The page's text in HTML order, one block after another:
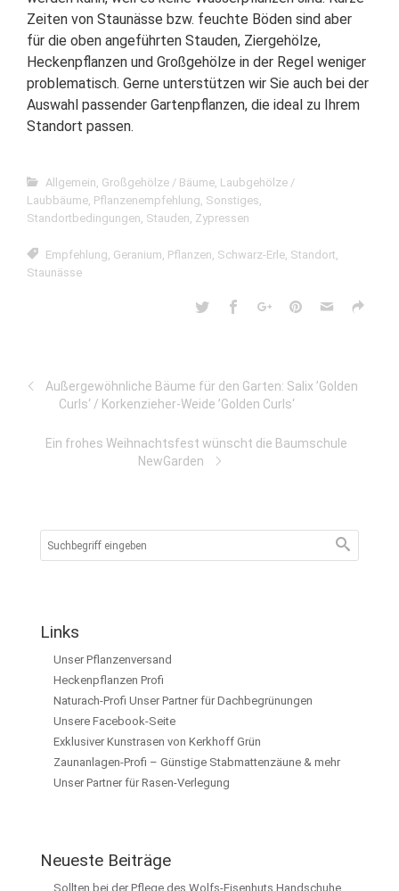
Zeiten von Staunässe bzw. feuchte Böden sind aber
für die oben angeführten Stauden, Ziergehölze,
Heckenpflanzen und Großgehölze in der Regel weniger
problematisch. Gerne unterstützen wir Sie auch bei der
Auswahl passender Gartenpflanzen, die ideal zu Ihrem
Standort passen.
Allgemein, Großgehölze / Bäume, Laubgehölze /
Laubbäume, Pflanzenempfehlung, Sonstiges,
Standortbedingungen, Stauden, Zypressen
Empfehlung, Geranium, Pflanzen, Schwarz-Erle, Standort,
Staunässe
Außergewöhnliche Bäume für den Garten: Salix ’Golden
Curls‘ / Korkenzieher-Weide ’Golden Curls‘
Ein frohes Weihnachtsfest wünscht die Baumschule
NewGarden
Links
Unser Pflanzenversand
Heckenpflanzen Profi
Naturach-Profi Unser Partner für Dachbegrünungen
Unsere Facebook-Seite
Exklusiver Kunstrasen von Kerkhoff Grün
Zaunanlagen-Profi – Günstige Stabmattenzäune & mehr
Unser Partner für Rasen-Verlegung
Neueste Beiträge
Sollten bei der Pflege des Wolfs-Eisenhuts Handschuhe